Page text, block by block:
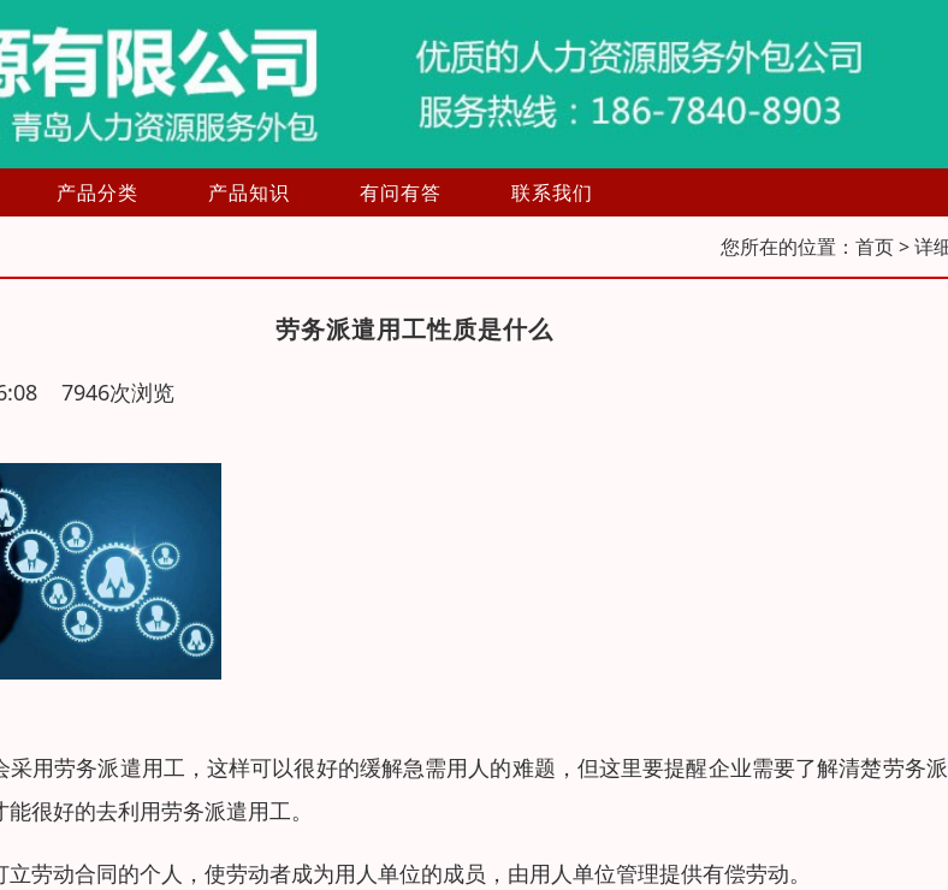
产品分类 产品知识 有问有答 联系我们
您所在的位置： 首页> 详
劳务派遣用工性质是什么
7946次浏览
采用劳务派遣用工，这样可以很好的缓解急需用人的难题，但这里要提醒企业需要了解清楚劳务
很好的去利用劳务派遣用工。
立劳动合同的个人，使劳动者成为用人单位的成员，由用人单位管理提供有偿劳动。